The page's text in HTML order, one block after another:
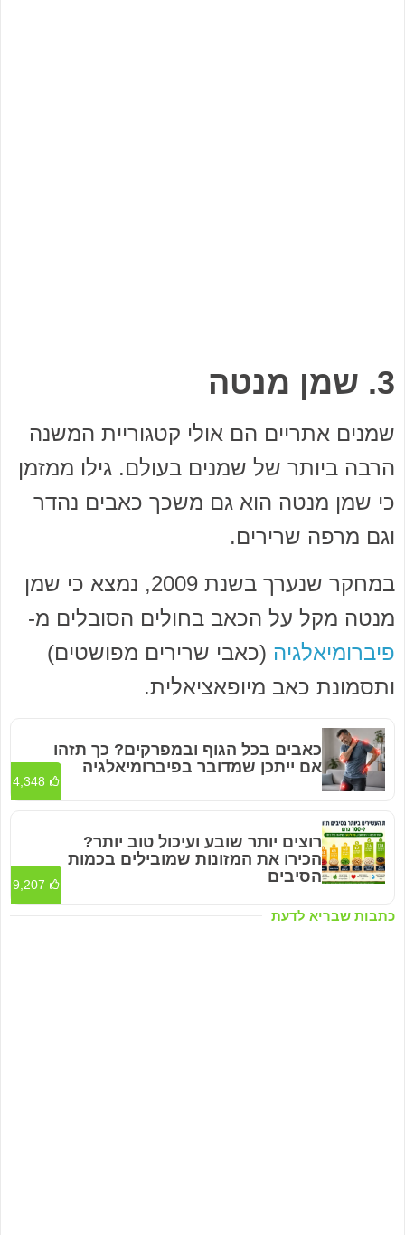
3. שמן מנטה
שמנים אתריים הם אולי קטגוריית המשנה
הרבה ביותר של שמנים בעולם. גילו ממזמן
כי שמן מנטה הוא גם משכך כאבים נהדר
וגם מרפה שרירים.
במחקר שנערך בשנת 2009, נמצא כי שמן
מנטה מקל על הכאב בחולים הסובלים מ-
פיברומיאלגיה (כאבי שרירים מפושטים)
ותסמונת כאב מיופאציאלית.
כתבות שבריא לדעת
כאבים בכל הגוף ובמפרקים? כך תזהו
אם ייתכן שמדובר בפיברומיאלגיה
4,348
רוצים יותר שובע ועיכול טוב יותר?
הכירו את המזונות שמובילים בכמות
הסיבים
9,207